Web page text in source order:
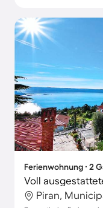
Ferienwohnung ∙ 2
Piran,